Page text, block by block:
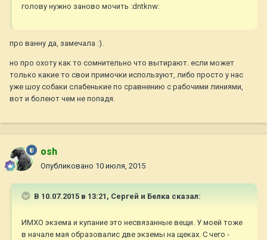
голову нужно заново мочить :dntknw:
про ванну да, замечала :).
но про охоту как то сомнительно что вытирают. если может
только какие то свои примочки используют, либо просто у нас
уже шоу собаки слабенькие по сравнению с рабочими линиями,
вот и болеют чем не попадя.
osh
Опубликовано 10 июля, 2015
В 10.07.2015 в 13:21, Сергей и Белка сказал:
ИМХО экзема и купание это несвязанные вещи. У моей тоже
в начале мая образовалис две экземы на щеках. С чего -